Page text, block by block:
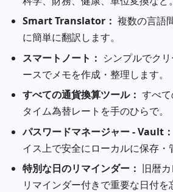
Smart Translator： 複数の言語
に簡単に翻訳します。
スマートノート： シンプルでク
ースでメモを作成・整理します。
すべての通貨換算ツール： すべ
タイム為替レートを手のひらで。
パスワードマネージャー - Vault：
イス上で安全にローカルに保存・
特別な日のリマインダー： 旧暦
リマインダー付きで重要な日付を